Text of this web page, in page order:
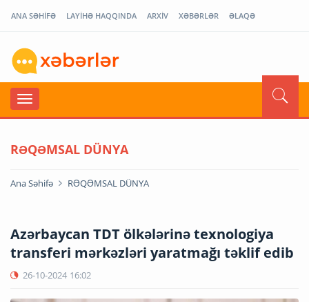
ANA SƏHİFƏ LAYİHƏ HAQQINDA ARXİV XƏBƏRLƏR ƏLAQƏ
RƏQƏMSAL DÜNYA
Ana Səhifə RƏQƏMSAL DÜNYA
Azərbaycan TDT ölkələrinə texnologiya
transferi mərkəzləri yaratmağı təklif edib
26-10-2024 16:02